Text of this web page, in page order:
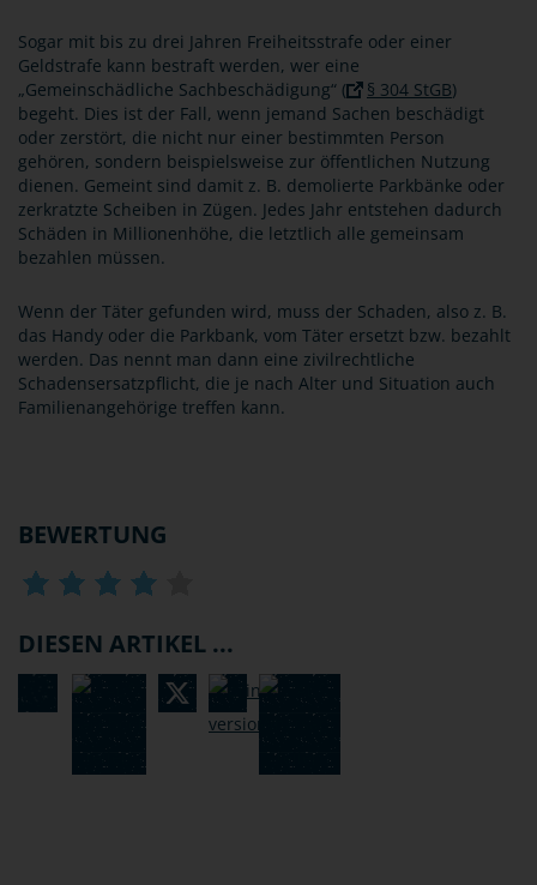
Sogar mit bis zu drei Jahren Freiheitsstrafe oder einer
Geldstrafe kann bestraft werden, wer eine
„Gemeinschädliche Sachbeschädigung“ (
§ 304 StGB)
begeht. Dies ist der Fall, wenn jemand Sachen beschädigt
oder zerstört, die nicht nur einer bestimmten Person
gehören, sondern beispielsweise zur öffentlichen Nutzung
dienen. Gemeint sind damit z. B. demolierte Parkbänke oder
zerkratzte Scheiben in Zügen. Jedes Jahr entstehen dadurch
Schäden in Millionenhöhe, die letztlich alle gemeinsam
bezahlen müssen.
Wenn der Täter gefunden wird, muss der Schaden, also z. B.
das Handy oder die Parkbank, vom Täter ersetzt bzw. bezahlt
werden. Das nennt man dann eine zivilrechtliche
Schadensersatzpflicht, die je nach Alter und Situation auch
Familienangehörige treffen kann.
BEWERTUNG
DIESEN ARTIKEL ...